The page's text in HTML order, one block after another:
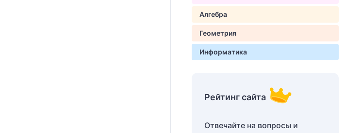
Алгебра
Геометрия
Информатика
Рейтинг сайта
Отвечайте на вопросы и